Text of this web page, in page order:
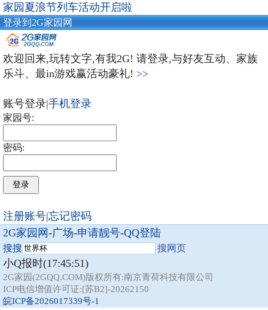
家园夏浪节列车活动开启啦
登录到2G家园网
欢迎回来,玩转文字,有我2G! 请登录,与好友互动、家族
乐斗、最in游戏赢活动豪礼! >>
账号登录|手机登录
家园号:
密码:
注册账号|忘记密码
2G家园网-广场-申请靓号-QQ登陆
搜搜 搜网页
小Q报时(17:45:51)
2G家园(2GQQ.COM)版权所有:南京青荷科技有限公司
ICP电信增值许可证:[苏B2]-20262150
皖ICP备2026017339号-1